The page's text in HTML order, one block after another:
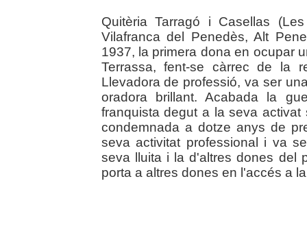
Quitèria Tarragó i Casellas
Vilafranca del Penedès, Alt
1937, la primera dona en ocupar
Terrassa, fent-se càrrec de la
Llevadora de professió, va ser
oradora brillant. Acabada la
franquista degut a la seva
condemnada a dotze anys de
seva activitat professional i va
seva lluita i la d'altres dones del
porta a altres dones en l'accés a